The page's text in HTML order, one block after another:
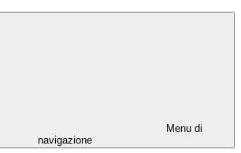
Menu di
navigazione